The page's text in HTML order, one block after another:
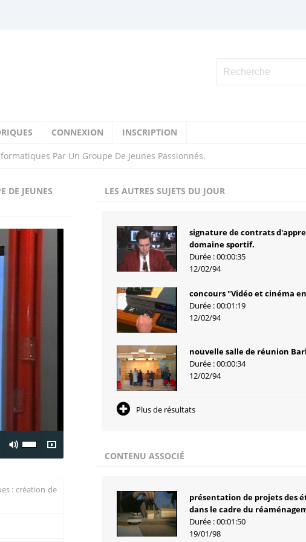
CONNEXION INSCRIPTION
Par Un Groupe De Jeunes Passionnés.
DE JEUNES
: création de
LES AUTRES SUJETS DU JOUR
signature de contrats
domaine sportif.
Durée : 00:00:35
12/02/94
concours "Vidéo et cinéma
Durée : 00:01:19
12/02/94
nouvelle salle de réunion
Durée : 00:00:34
12/02/94
Plus de résultats
CONTENU ASSOCIÉ
présentation de projets des
dans le cadre du
Durée : 00:01:50
19/01/98